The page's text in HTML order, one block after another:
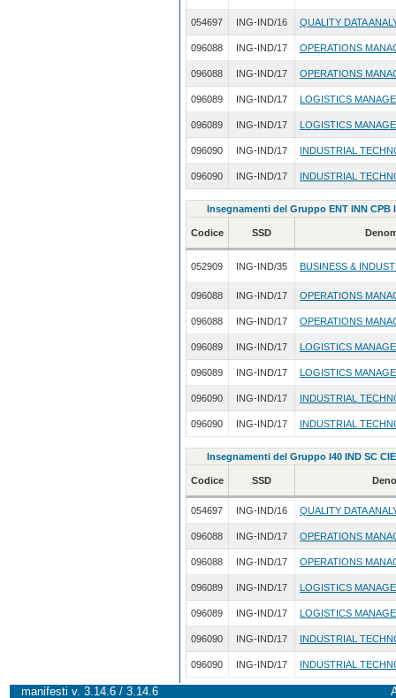
054697 ING-IND/16 QUALITY DATA
096088 ING-IND/17 OPERATIONS
096088 ING-IND/17 OPERATIONS
096089 ING-IND/17 LOGISTICS
096089 ING-IND/17 LOGISTICS
096090 ING-IND/17 INDUSTRIAL
096090 ING-IND/17 INDUSTRIAL
Insegnamenti del Gruppo ENT INN CPB
Codice SSD
052909 ING-IND/35 BUSINESS &
096088 ING-IND/17 OPERATIONS
096088 ING-IND/17 OPERATIONS
096089 ING-IND/17 LOGISTICS
096089 ING-IND/17 LOGISTICS
096090 ING-IND/17 INDUSTRIAL
096090 ING-IND/17 INDUSTRIAL
Insegnamenti del Gruppo I40 IND SC CIE
Codice SSD
054697 ING-IND/16 QUALITY DATA
096088 ING-IND/17 OPERATIONS
096088 ING-IND/17 OPERATIONS
096089 ING-IND/17 LOGISTICS
096089 ING-IND/17 LOGISTICS
096090 ING-IND/17 INDUSTRIAL
096090 ING-IND/17 INDUSTRIAL
manifesti v. 3.14.6 / 3.14.6